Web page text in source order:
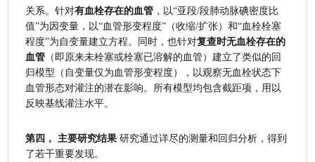
关系。针对有血栓存在的血管 ，以“亚段/段肺动脉碘密度比
值”为因变量，以“血管形变程度”（收缩/扩张）和“血栓栓塞
程度”为自变量建立方程。同时，也针对复查时无血栓存在的
血管 （即原来未栓塞或栓塞已溶解的血管）建立了类似的回
归模型（自变量仅为血管形变程度），以观察无血栓状态下
血管形态对灌注的潜在影响。所有模型均包含截距项，用以
反映基线灌注水平。
第四， 主要研究结果 研究通过详尽的测量和回归分析，得到
了若干重要发现。